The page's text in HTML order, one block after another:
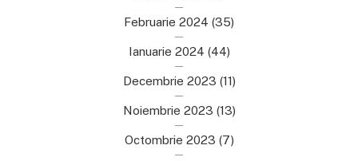
Februarie 2024 (35)
Ianuarie 2024 (44)
Decembrie 2023 (11)
Noiembrie 2023 (13)
Octombrie 2023 (7)